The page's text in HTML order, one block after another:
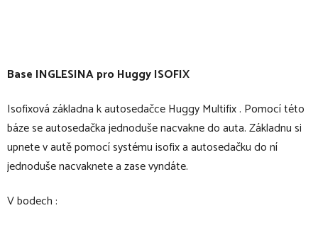
Base INGLESINA pro Huggy ISOFIX
Isofixová základna k autosedačce Huggy Multifix . Pomocí této
báze se autosedačka jednoduše nacvakne do auta. Základnu si
upnete v autě pomocí systému isofix a autosedačku do ní
jednoduše nacvaknete a zase vyndáte.
V bodech :